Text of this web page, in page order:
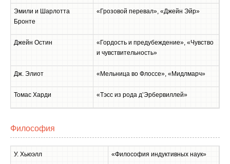
Эмили и Шарлотта
Бронте
«Грозовой перевал», «Джейн Эйр»
Джейн Остин
«Гордость и предубеждение», «Чувство
и чувствительность»
Дж. Элиот «Мельница во Флоссе», «Мидлмарч»
Томас Харди «Тэсс из рода д’Эрбервиллей»
Философия
У. Хьюэлл «Философия индуктивных наук»